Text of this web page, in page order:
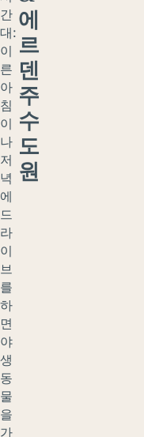
간
대:
이
른
아
침
이
나
저
녁
에
드
라
이
브
를
하
면
야
생
동
물
을
가
에
르
덴
주
수
도
원